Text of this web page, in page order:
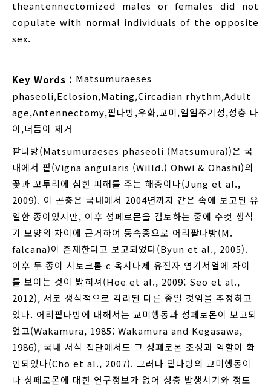
theantennectomized males or females did not
copulate with normal individuals of the opposite
sex.
Key Words : Matsumuraeses
phaseoli,Eclosion,Mating,Circadian rhythm,Adult
age,Antennectomy,팥나방,우화,교미,일일주기성,성충 나
이,더듬이 제거
팥나방(Matsumuraeses phaseoli (Matsumura))은 국
내에서 팥(Vigna angularis (Willd.) Ohwi & Ohashi)의
꽃과 꼬투리에 심한 피해를 주는 해충이다(Jung et al.,
2009). 이 곤충은 국내에서 2004년까지 같은 속에 보고된 유
일한 종이었지만, 이후 성페로몬을 검토하는 중에 수컷 생식
기 모양의 차이에 근거하여 동속종으로 어리팥나방(M.
falcana)이 존재한다고 보고되었다(Byun et al., 2005).
이후 두 종이 시토크롬 c 옥시다제 유전자 염기서열에 차이
를 보이는 것이 밝혀져(Hoe et al., 2009; Seo et al.,
2012), 서로 생식적으로 격리된 다른 종일 것임을 추정하고
있다. 어리팥나방에 대해서는 교미행동과 성페로몬이 보고되
었고(Wakamura, 1985; Wakamura and Kegasawa,
1986), 국내 서식 집단에서도 그 성페로몬 조성과 역할이 확
인되었다(Cho et al., 2007). 그러나 팥나방의 교미행동이
나 성페로몬에 대한 연구정보가 없어 성충 발생시기와 정도